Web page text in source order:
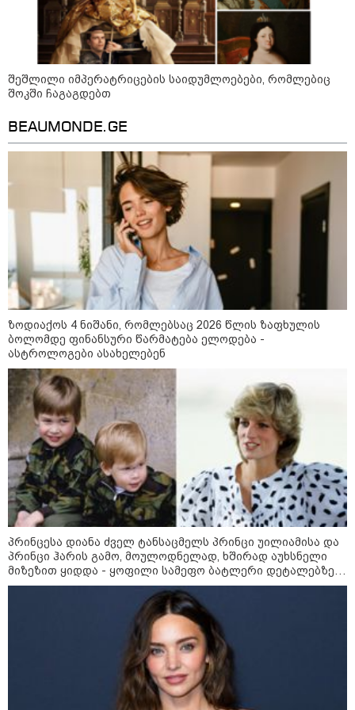
ბავშვმა, რომელიც 9 თვის
განმავლობაში
წარმოუდგენელი
ფსიქოლოგიური ტერორის ქვეშ
არის" - რას აცხადებს ნია
იმნაძის ადვოკატი?
კატეგორიის ყველა სიახლე
რატომ ჩაბნელდა საქართველო
მესამედ: საბოტაჟი, ტექნიკური
ხარვეზი თუ
არაპროფესიონალიზმი?! -
სანდრო თვალჭრელიძის ანალიზი
ჩაკეტილი „პოლიტიკური
სამკუთხედი“ - კულუარული
თამაშები, რომლებიც დიდი
სისხლის ფასად ჯდება
„ოქტომბრისთვის საქართველოს
არჩევანის გაკეთება მოუწევს...
„ორ სკამზე ჯდომის“
შესაძლებლობა შეიძლება
დასრულდეს“ - მირიან
მირიანაშვილის ანალიზი
ჯარისკაცი, რომელიც 29 წელი
იბრძოდა, რადგან ომის
დამთავრების არ სჯეროდა...
მეცნიერება
შეშლილი იმპერატრიცების საიდუმლოებები, რომლებიც
შოკში ჩაგაგდებთ
BEAUMONDE.GE
ზოდიაქოს 4 ნიშანი, რომლებსაც 2026 წლის ზაფხულის
ბოლომდე ფინანსური წარმატება ელოდება -
ასტროლოგები ასახელებენ
პრინცესა დიანა ძველ ტანსაცმელს პრინცი უილიამისა და
პრინცი ჰარის გამო, მოულოდნელად, ხშირად აუხსნელი
მიზეზით ყიდდა - ყოფილი სამეფო ბატლერი დეტალებზე
საკუთარ წიგნში საუბრობს